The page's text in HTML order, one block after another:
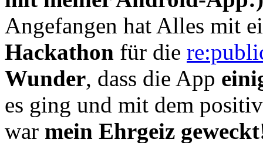
Angefangen hat Alles mit
Hackathon für die
Wunder, dass die App
es ging und mit dem
war mein Ehrgeiz